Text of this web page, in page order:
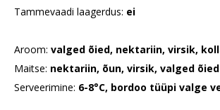
Tammevaadi laagerdus: ei
Aroom: valged õied, nektariin, virsik,
Maitse: nektariin, õun, virsik, valged õied
Serveerimine: 6-8°C, bordoo tüüpi valge